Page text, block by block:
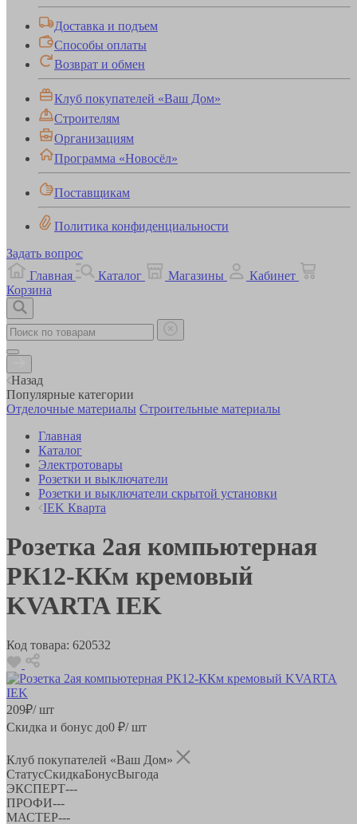
Доставка и подъем
Способы оплаты
Возврат и обмен
Клуб покупателей «Ваш Дом»
Строителям
Организациям
Программа «Новосёл»
Поставщикам
Политика конфиденциальности
Задать вопрос
Главная
Каталог Магазины
Кабинет
Корзина
Назад
Популярные категории
Отделочные материалы Строительные материалы
Главная
Каталог
Электротовары
Розетки и выключатели
Розетки и выключатели скрытой установки
IEK Кварта
Розетка 2ая компьютерная
РК12-ККм кремовый
KVARTA IEK
Код товара: 620532
209₽/ шт
Скидка и бонус до0 ₽/ шт
Клуб покупателей «Ваш Дом»
СтатусСкидкаБонусВыгода
ЭКСПЕРТ---
ПРОФИ---
МАСТЕР---